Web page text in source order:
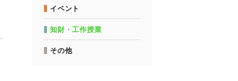
イベント
知財・工作授業
その他